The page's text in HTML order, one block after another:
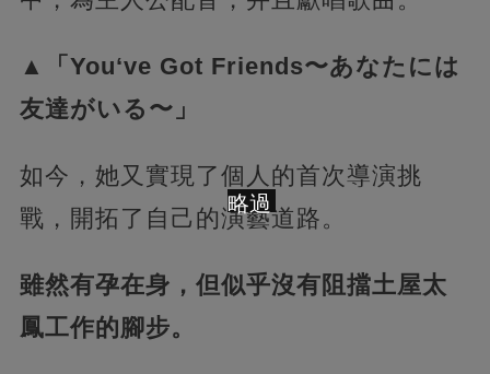
▲「You‘ve Got Friends〜あなたには
友達がいる〜」
如今，她又實現了個人的首次導演挑
戰，開拓了自己的演藝道路。
雖然有孕在身，但似乎沒有阻擋土屋太
鳳工作的腳步。
略過